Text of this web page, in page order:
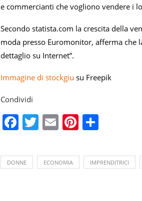
e commercianti che vogliono vendere i
Secondo statista.com la crescita della
moda presso Euromonitor, afferma che
dettaglio su Internet”.
Immagine di stockgiu su Freepik
Condividi
Facebook
Twitter
EmailPinterest
DONNE ECONOMIA IMPRENDITRICI